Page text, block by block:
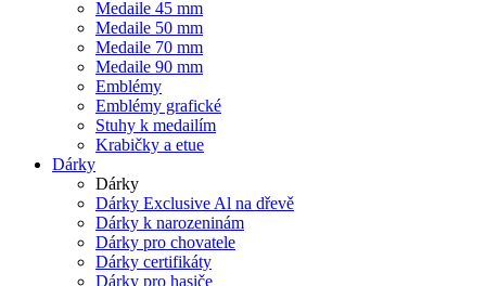
Medaile 45 mm
Medaile 50 mm
Medaile 70 mm
Medaile 90 mm
Emblémy
Emblémy grafické
Stuhy k medailím
Krabičky a etue
Dárky
Dárky
Dárky Exclusive Al na dřevě
Dárky k narozeninám
Dárky pro chovatele
Dárky certifikáty
Dárky pro hasiče